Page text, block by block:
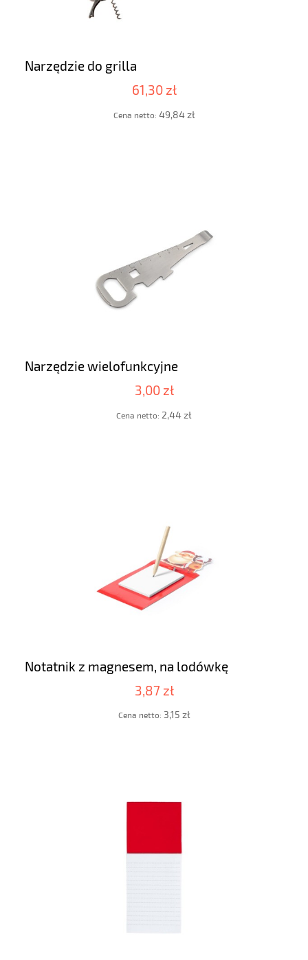
Narzędzie do grilla
61,30 zł
Cena netto: 49,84 zł
Narzędzie wielofunkcyjne
3,00 zł
Cena netto: 2,44 zł
Notatnik z magnesem, na lodówkę
3,87 zł
Cena netto: 3,15 zł